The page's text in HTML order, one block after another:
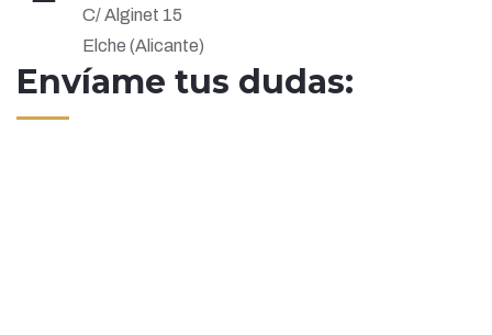
C/ Alginet 15
Elche (Alicante)
Envíame tus dudas: